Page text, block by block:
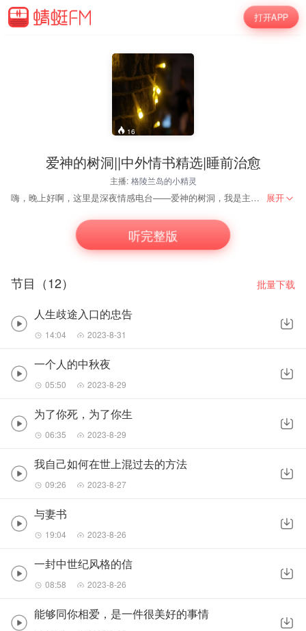
打开APP
16
爱神的树洞||中外情书精选|睡前治愈
主播: 格陵兰岛的小精灵
嗨，晚上好啊，这里是深夜情感电台——爱神的树洞，我是主播格陵兰岛的小精灵。作为一个热衷于浪漫主义的文艺青年，我愿永远相信，爱是世间最浪漫的事情。近期我将在夜色下，为您诵读那些饱含爱意的情书，希望您可以在爱的氛围里慢慢入睡，做个好梦。 展开
听完整版
节目（12） 批量下载
人生歧途入口的忠告
14:04 2023-8-31
一个人的中秋夜
05:50 2023-8-29
为了你死，为了你生
06:35 2023-8-29
我自己如何在世上混过去的方法
09:26 2023-8-27
与妻书
19:04 2023-8-26
一封中世纪风格的信
08:58 2023-8-26
能够同你相爱，是一件很美好的事情